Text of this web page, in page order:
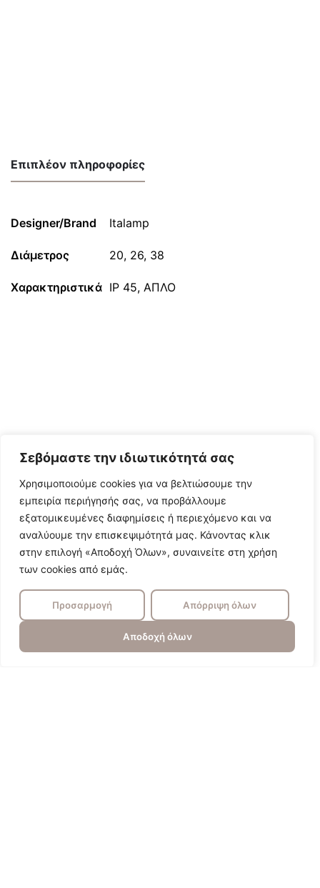
Σεβόμαστε την ιδιωτικότητά σας
Χρησιμοποιούμε cookies για να βελτιώσουμε την
εμπειρία περιήγησής σας, να προβάλλουμε
εξατομικευμένες διαφημίσεις ή περιεχόμενο και να
αναλύουμε την επισκεψιμότητά μας. Κάνοντας κλικ
στην επιλογή «Αποδοχή Όλων», συναινείτε στη χρήση
των cookies από εμάς.
Προσαρμογή Απόρριψη όλων
Αποδοχή όλων
Επιπλέον πληροφορίες
Designer/Brand Italamp
Διάμετρος 20, 26, 38
Χαρακτηριστικά IP 45, ΑΠΛΟ